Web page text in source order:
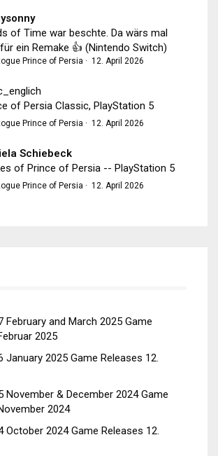
of Time war beschte. Da wärs mal
ein Remake 👍 (Nintendo Switch)
Prince of Persia · 12. April 2026
of Persia Classic, PlayStation 5
Prince of Persia · 12. April 2026
Schiebeck
of Prince of Persia -- PlayStation 5
Prince of Persia · 12. April 2026
February and March 2025 Game
2025
January 2025 Game Releases 12.
November & December 2024 Game
2024
October 2024 Game Releases 12.